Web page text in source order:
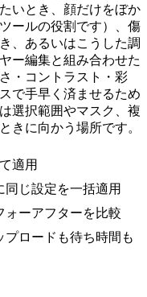
いとき、顔だけをぼか
ールの役割です）、傷
、あるいはこうした調
ー編集と組み合わせた
・コントラスト・彩
で手早く済ませるため
選択範囲やマスク、複
きに向かう場所です。
適用
じ設定を一括適用
ォーアフターを比較
ロードも待ち時間も